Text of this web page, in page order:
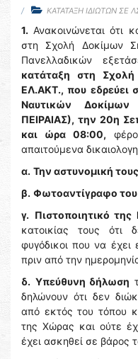
ΚΑΤΑΤΑΞΗ ΙΔΙΩΤΩΝ ΣΕ
1. Ανακοινώνεται ότι
στη Σχολή Δοκίμων
Πανελλαδικών
κατάταξη στη
ΕΛ.ΑΚΤ., που εδρεύει
Ναυτικών Δοκίμων
ΠΕΙΡΑΙΑΣ), την 20η
και ώρα 08:00,
απαιτούμενα
α. Την αστυνομική
β. Φωτοαντίγραφο του
γ. Πιστοποιητικό της
κατοικίας τους ότι
φυγόδικοι που να έχει
πριν από την
δ. Υπεύθυνη δήλωση
δηλώνουν ότι δεν
από εκτός του τόπου
της Χώρας και ούτε
έχει ασκηθεί σε βάρος